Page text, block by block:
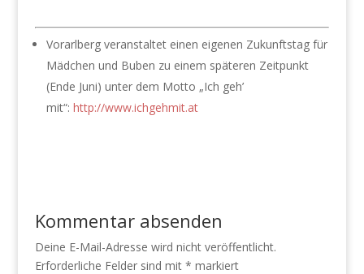
Vorarlberg veranstaltet einen eigenen Zukunftstag für
Mädchen und Buben zu einem späteren Zeitpunkt
(Ende Juni) unter dem Motto „Ich geh’
mit“: http://www.ichgehmit.at
Kommentar absenden
Deine E-Mail-Adresse wird nicht veröffentlicht.
Erforderliche Felder sind mit * markiert